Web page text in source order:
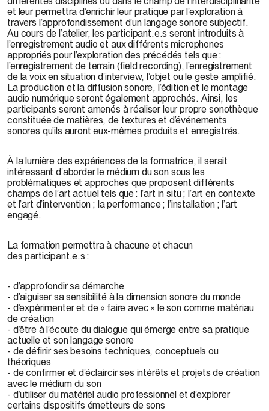
et leur permettra d’enrichir leur pratique par l’exploration à
travers l’approfondissement d’un langage sonore subjectif.
Au cours de l’atelier, les participant.e.s seront introduits à
l’enregistrement audio et aux différents microphones
appropriés pour l’exploration des précédés tels que :
l’enregistrement de terrain (field recording), l’enregistrement
de la voix en situation d’interview, l’objet ou le geste amplifié.
La production et la diffusion sonore, l’édition et le montage
audio numérique seront également approchés. Ainsi, les
participants seront amenés à réaliser leur propre sonothèque
constituée de matières, de textures et d’événements
sonores qu’ils auront eux-mêmes produits et enregistrés.
À la lumière des expériences de la formatrice, il serait
intéressant d’aborder le médium du son sous les
problématiques et approches que proposent différents
champs de l’art actuel tels que : l’art in situ ; l’art en contexte
et l’art d’intervention ; la performance ; l’installation ; l’art
engagé.
La formation permettra à chacune et chacun
des participant.e.s :
- d’approfondir sa démarche
- d’aiguiser sa sensibilité à la dimension sonore du monde
- d’expérimenter et de « faire avec » le son comme matériau
de création
- d’être à l’écoute du dialogue qui émerge entre sa pratique
actuelle et son langage sonore
- de définir ses besoins techniques, conceptuels ou
théoriques
- de confirmer et d’éclaircir ses intérêts et projets de création
avec le médium du son
- d’utiliser du matériel audio professionnel et d’explorer
certains dispositifs émetteurs de sons